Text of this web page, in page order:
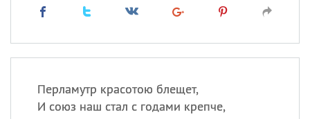
Перламутр красотою блещет,
И союз наш стал с годами крепче,